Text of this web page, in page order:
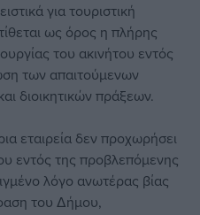
για τουριστική
ως όρος η πλήρης
του ακινήτου εντός
των απαιτούμενων
διοικητικών πράξεων.
εταιρεία δεν προχωρήσει
εντός της προβλεπόμενης
λόγο ανωτέρας βίας
του Δήμου,